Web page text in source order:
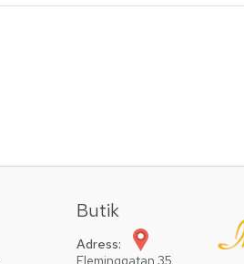
Butik
Adress:
Fleminggatan 35